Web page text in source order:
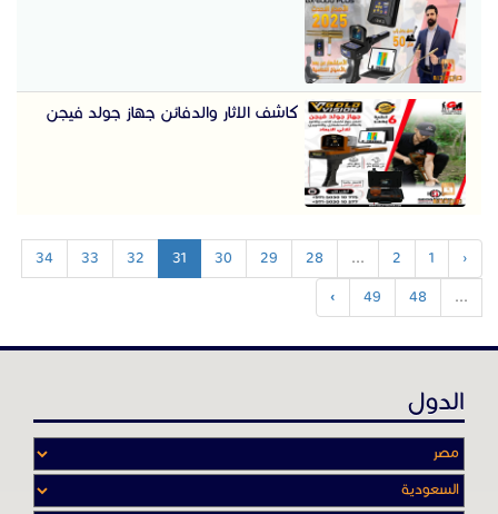
كاشف الاثار والدفائن جهاز جولد فيجن
‹
1
2
...
28
29
30
31
32
33
34
...
48
49
›
الدول